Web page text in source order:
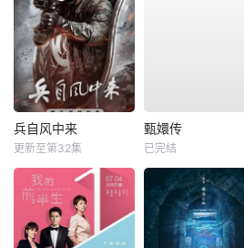
兵自风中来
更新至第32集
甄嬛传
已完结